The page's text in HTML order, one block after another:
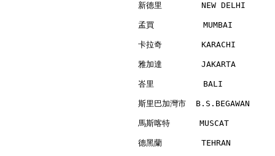
新德里        NEW
孟買          MUMBAI
卡拉奇        KARACHI
雅加達        JAKARTA
峇里          BALI
斯里巴加灣市  B.S.BEGAWAN
馬斯喀特      MUSCAT
德黑蘭        TEHRAN